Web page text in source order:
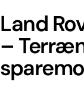
Land
–